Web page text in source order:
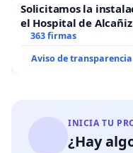
Solicitamos la
el Hospital de Alcañiz
363 firmas
Aviso de transparencia
INICIA TU
¿Hay